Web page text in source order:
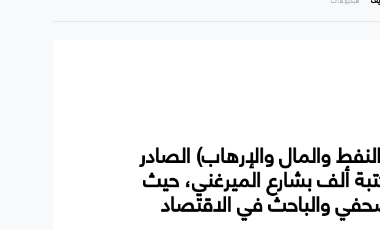
والمال والإرهاب) الصادر
ألف بشارع الميرغني، حيث
والباحث في الاقتصاد